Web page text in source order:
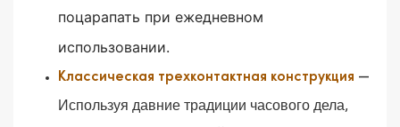
поцарапать при ежедневном
использовании.
Классическая трехконтактная конструкция —
Используя давние традиции часового дела,